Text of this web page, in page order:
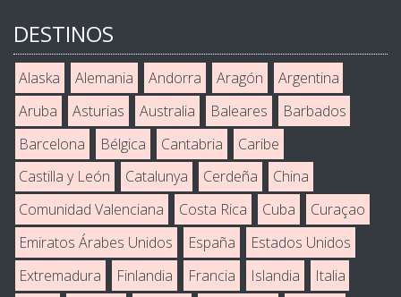
DESTINOS
Alaska Alemania Andorra Aragón
Argentina
Aruba
Asturias Australia Baleares
Barbados
Barcelona
Bélgica Cantabria
Caribe
Castilla y León
Catalunya Cerdeña
China
Comunidad Valenciana
Costa Rica Cuba
Curaçao
Emiratos Árabes Unidos
España
Estados Unidos
Extremadura
Finlandia Francia Islandia
Italia